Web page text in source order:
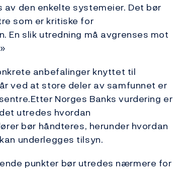
den enkelte systemeier. Det bør
som er kritiske for
slik utredning må avgrenses mot
anbefalinger knyttet til
ved at store deler av samfunnet er
Norges Banks vurdering er
utredes hvordan
bør håndteres, herunder hvordan
underlegges tilsyn.
punkter bør utredes nærmere for